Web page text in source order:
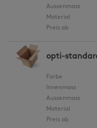
Aussenmass
Material
Preis ab
opti-
Farbe
Innenmass
Aussenmass
Material
Preis ab